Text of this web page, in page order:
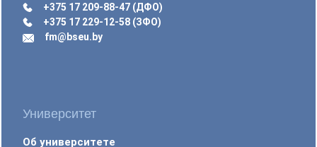
+375 17 209-88-47 (ДФО)
+375 17 229-12-58 (ЗФО)
fm@bseu.by
Университет
Об университете